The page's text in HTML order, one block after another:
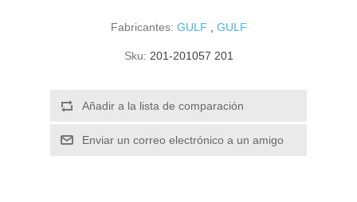
Fabricantes: GULF GULF
Sku: 201-201057 201